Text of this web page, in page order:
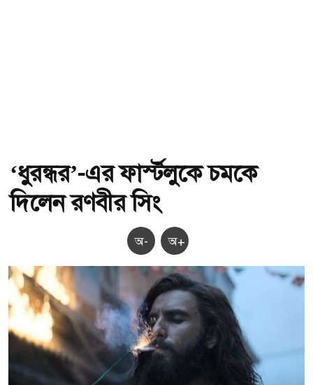
‘ধুরন্ধর’-এর ফার্স্টলুকে চমকে
দিলেন রণবীর সিং
অ- অ+